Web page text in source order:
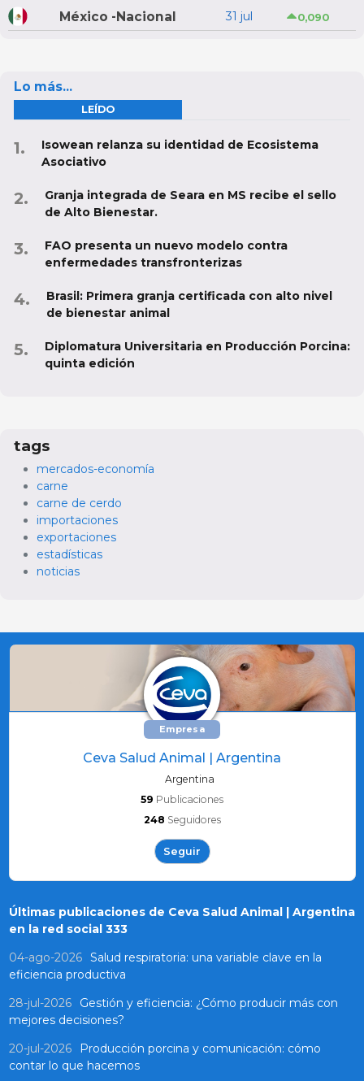
México -Nacional 31 jul 0,090
Lo más...
LEÍDO
Isowean relanza su identidad de Ecosistema
Asociativo
Granja integrada de Seara en MS recibe el sello
de Alto Bienestar.
FAO presenta un nuevo modelo contra
enfermedades transfronterizas
Brasil: Primera granja certificada con alto nivel
de bienestar animal
Diplomatura Universitaria en Producción Porcina:
quinta edición
tags
mercados-economía
carne
carne de cerdo
importaciones
exportaciones
estadísticas
noticias
Empresa
Ceva Salud Animal | Argentina
Argentina
59 Publicaciones
248 Seguidores
Seguir
Últimas publicaciones de Ceva Salud Animal | Argentina
en la red social 333
04-ago-2026 Salud respiratoria: una variable clave en la
eficiencia productiva
28-jul-2026
Gestión y eficiencia: ¿Cómo producir más con
mejores decisiones?
20-jul-2026
Producción porcina y comunicación: cómo
contar lo que hacemos